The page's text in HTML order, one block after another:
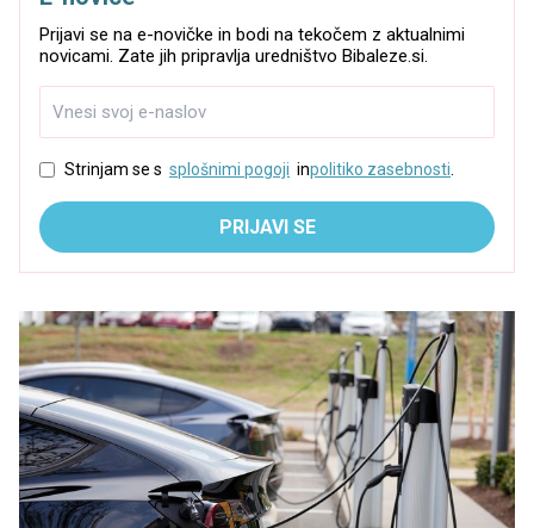
Prijavi se na e-novičke in bodi na tekočem z aktualnimi
novicami. Zate jih pripravlja uredništvo Bibaleze.si.
Strinjam se s splošnimi pogoji inpolitiko zasebnosti
PRIJAVI SE